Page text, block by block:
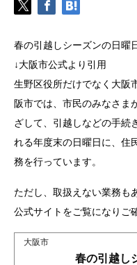
春の引越しシーズンの日曜
↓大阪市公式より引用
生野区役所だけでなく大阪
阪市では、市民のみなさま
ざして、引越しなどの手続
れる年度末の日曜日に、住
務を行っています。
ただし、取扱えない業務も
公式サイトをご覧になりご
大阪市
春の引越し